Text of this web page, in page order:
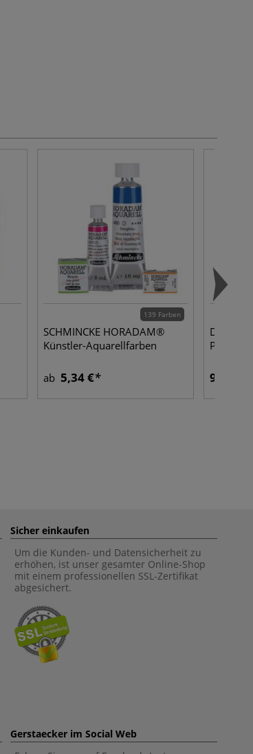
139 Farben
SCHMINCKE HORADAM®
Künstler-Aquarellfarben
ab 5,34 €
Pinsel
9,88 €
Sicher einkaufen
Um die Kunden- und Datensicherheit zu
erhöhen, ist unser gesamter Online-Shop
mit einem professionellen SSL-Zertifikat
abgesichert.
Gerstaecker im Social Web